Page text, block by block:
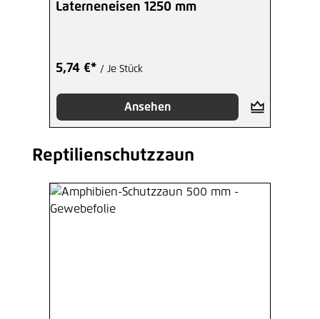
Laterneneisen 1250 mm
5,74 €* / Je Stück
Ansehen
Produktgalerie überspringen
Reptilienschutzzaun